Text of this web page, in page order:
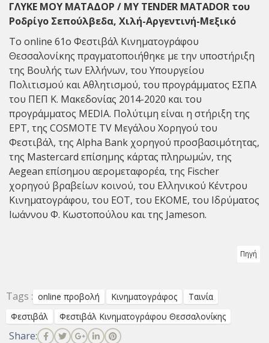
ΓΛΥΚΕ ΜΟΥ ΜΑΤΑΔΟΡ / MY TENDER MATADOR του
Ροδρίγο Σεπούλβεδα, Χιλή-Αργεντινή-Μεξικό
Το online 61ο Φεστιβάλ Κινηματογράφου
Θεσσαλονίκης πραγματοποιήθηκε με την υποστήριξη
της Βουλής των Ελλήνων, του Υπουργείου
Πολιτισμού και Αθλητισμού, του προγράμματος ΕΣΠΑ
του ΠΕΠ Κ. Μακεδονίας 2014-2020 και του
προγράμματος MEDIA. Πολύτιμη είναι η στήριξη της
ΕΡΤ, της COSMOTE TV Mεγάλου Xορηγού του
Φεστιβάλ, της Alpha Bank χορηγού προσβασιμότητας,
της Mastercard επίσημης κάρτας πληρωμών, της
Aegean επίσημου αερομεταφορέα, της Fischer
χορηγού βραβείων κοινού, του Ελληνικού Κέντρου
Κινηματογράφου, του ΕΟΤ, του ΕΚΟΜΕ, του Ιδρύματος
Ιωάννου Φ. Κωστοπούλου και της Jameson.
Πηγή
Tags : online προβολή Κινηματογράφος
Ταινία
Φεστιβάλ
Φεστιβάλ Κινηματογράφου Θεσσαλονίκης
Share: